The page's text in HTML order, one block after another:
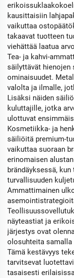
kausittaisiin
vaikuttaa
takaavat tuotteen
viehättää laatua
Tea- ja kahvi-
säilyttävät
ominaisuudet.
valolta ja ilmalle,
Lisäksi näiden
kuluttajille, jotka
ulottuvat
Kosmetiikka- ja
säiliöitä premium-
vaikuttaa suoraan
erinomaisen
brändäyksessä,
turvallisuuden
Ammattimainen
näyteastiat ja
järjestys ovat
olosuhteita samalla
Tämä kestävyys
tarvitsevat
tasaisesti